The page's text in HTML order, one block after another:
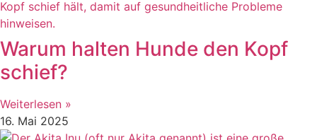
Warum halten Hunde den Kopf
schief?
Weiterlesen »
16. Mai 2025